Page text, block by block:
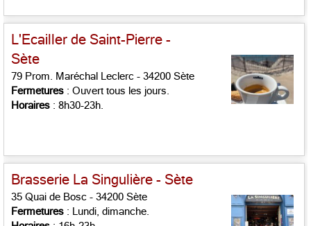
L'Ecailler de Saint-Pierre -
Sète
79 Prom. Maréchal Leclerc - 34200 Sète
Fermetures : Ouvert tous les jours.
Horaires : 8h30-23h.
Brasserie La Singulière - Sète
35 Quai de Bosc - 34200 Sète
Fermetures : Lundi, dimanche.